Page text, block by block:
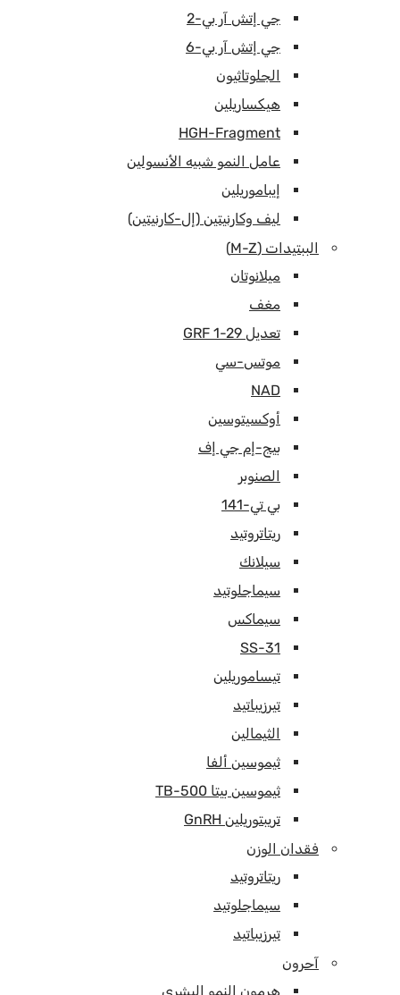
جي إتش آر بي-2
جي إتش آر بي-6
الجلوتاثيون
هيكساريلين
HGH-Fragment
عامل النمو شبيه الأنسولين
إيباموريلين
ليف وكارنيتين (إل-كارنيتين)
الببتيدات (M-Z)
ميلانوتان
مغف
تعديل GRF 1-29
موتس-سي
NAD
أوكسيتوسين
بيج-إم جي إف
الصنوبر
بي تي-141
ريتاتروتيد
سيلانك
سيماجلوتيد
سيماكس
SS-31
تيساموريلين
تيرزيباتيد
الثيمالين
ثيموسين ألفا
ثيموسين بيتا TB-500
تريبتوريلين GnRH
فقدان الوزن
ريتاتروتيد
سيماجلوتيد
تيرزيباتيد
آحرون
هرمون النمو البشري